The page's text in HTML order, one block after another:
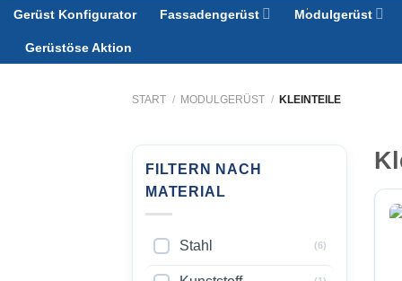
Gerüst Konfigurator Fassadengerüst Modulgerüst
Gerüstöse Aktion
START / MODULGERÜST / KLEINTEILE
FILTERN NACH
MATERIAL
Stahl (6)